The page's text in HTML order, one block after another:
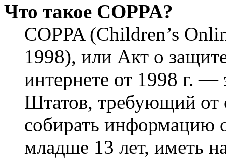
Что такое COPPA?
COPPA (Children’s
1998), или Акт о
интернете от 1998 г.
Штатов, требующий от
собирать информацию
младше 13 лет, иметь